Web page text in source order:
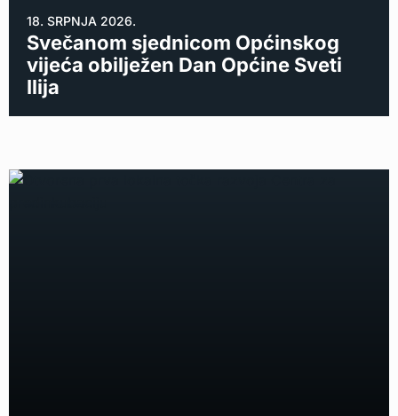
18. SRPNJA 2026.
Svečanom sjednicom Općinskog
vijeća obilježen Dan Općine Sveti
Ilija